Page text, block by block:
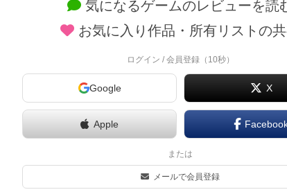
ミドルアース・クエスト
Middle-Earth Quest
気になるゲームのレビューを読
お気に入り作品・所有リストの
ログイン / 会員登録（10秒）
Google X
Apple
または
メールで会員登録